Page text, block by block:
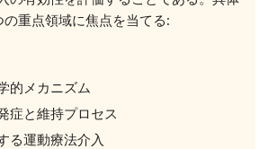
重点領域に焦点を当てる:
的メカニズム
症と維持プロセス
る運動療法介入